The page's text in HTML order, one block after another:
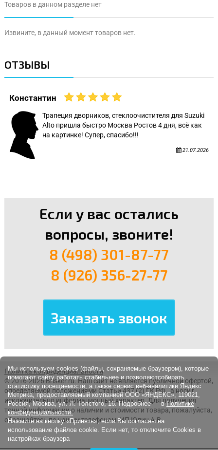
Товаров в данном разделе нет
Извините, в данный момент товаров нет.
ОТЗЫВЫ
Константин
Трапеция дворников, стеклоочистителя для Suzuki
Alto пришла быстро Москва Ростов 4 дня, всё как
на картинке! Супер, спасибо!!!
21.07.2026
Если у вас остались
вопросы, звоните!
8 (498) 301-87-77
8 (926) 356-27-77
Политка конфиденциальности
© 2016-2026 Brisker.ru.Наш сайт не является публичной офертой,
определяемой положениями Статьи 437 (2) ГК РФ., а носит
исключительно информационный характер. Для получения
точной информации о наличии и стоимости товара, пожалуйста,
обращайтесь по нашим телефонам. ИП Юдин А.В.
Мы используем cookies (файлы, сохраняемые браузером), которые
помогают сайту работать стабильнее и позволяютсобирать
статистику посещаемости, а также сервис веб-аналитики Яндекс
Метрика, предоставляемый компанией ООО «ЯНДЕКС», 119021,
Россия, Москва, ул. Л. Толстого, 16. Подробнее — в Политике
конфиденциальности.
Нажмите на кнопку «Принять», если Вы согласны на
использование файлов cookie. Если нет, то отключите Cookies в
настройках браузера